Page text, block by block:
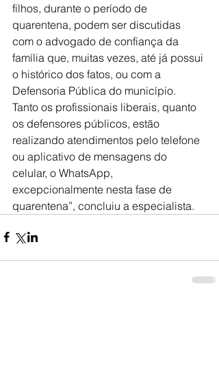
filhos, durante o período de
quarentena, podem ser discutidas
com o advogado de confiança da
família que, muitas vezes, até já possui
o histórico dos fatos, ou com a
Defensoria Pública do município.
Tanto os profissionais liberais, quanto
os defensores públicos, estão
realizando atendimentos pelo telefone
ou aplicativo de mensagens do
celular, o WhatsApp,
excepcionalmente nesta fase de
quarentena”, concluiu a especialista.